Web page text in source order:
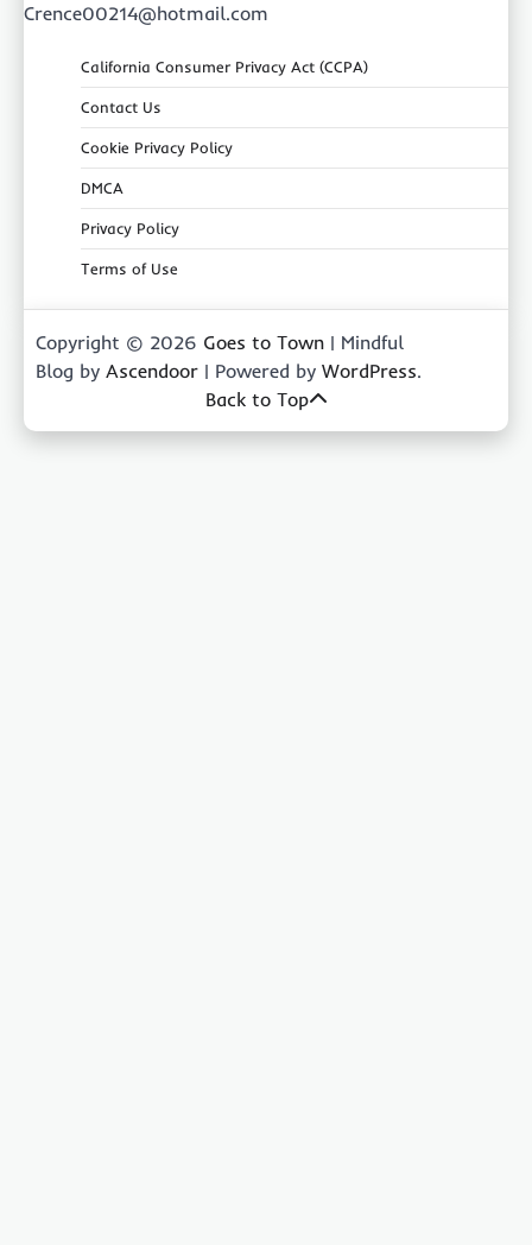
Crence00214@hotmail.com
California Consumer Privacy Act (CCPA)
Contact Us
Cookie Privacy Policy
DMCA
Privacy Policy
Terms of Use
Copyright © 2026 Goes to Town | Mindful
Blog by Ascendoor | Powered by WordPress.
Back to Top